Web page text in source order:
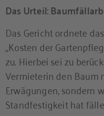
Das Urteil:
Das Gericht ordnete
„Kosten der
zu. Hierbei sei zu
Vermieterin den Baum
Erwägungen, sondern
Standfestigkeit hat